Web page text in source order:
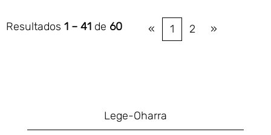
Resultados 1 – 41 de 60 « 1 2 »
Lege-Oharra